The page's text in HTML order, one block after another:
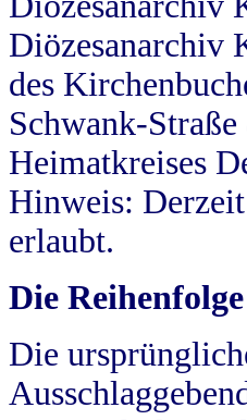
Diözesanarchiv
des
Schwank-
Heimatkreises
Hinweis:
erlaubt.
Die
Die